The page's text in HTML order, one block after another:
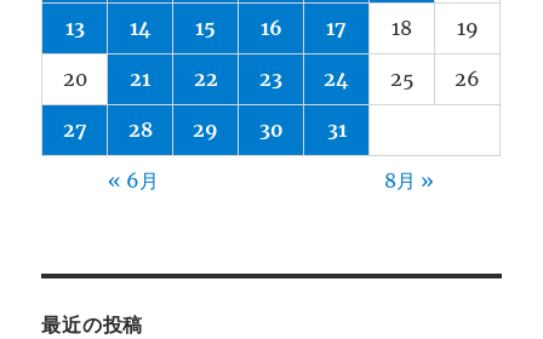
13 14 15 16 17 18 19
20 21 22 23 24 25 26
27 28 29 30 31
« 6月 8月 »
最近の投稿